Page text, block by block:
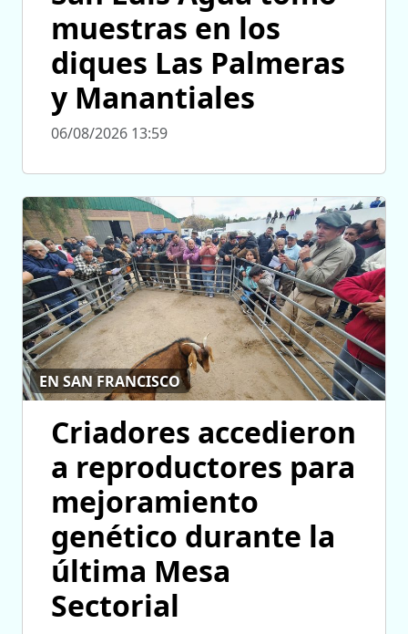
muestras en los
diques Las Palmeras
y Manantiales
06/08/2026 13:59
EN SAN FRANCISCO
Criadores accedieron
a reproductores para
mejoramiento
genético durante la
última Mesa
Sectorial